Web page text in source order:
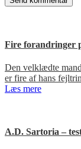
Fire forandringer
Den velklædte
er fire af hans
Læs mere
A.D. Sartoria –